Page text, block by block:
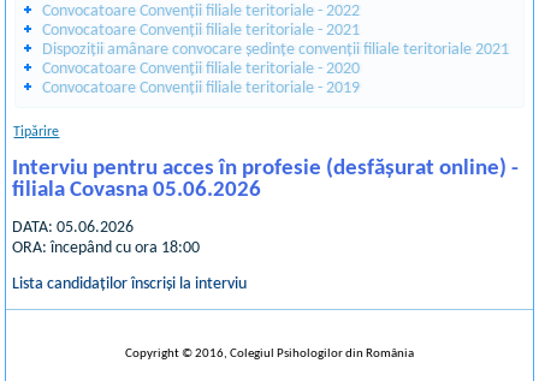
Convocatoare Convenții filiale teritoriale - 2022
Convocatoare Convenții filiale teritoriale - 2021
Dispoziții amânare convocare ședințe convenții filiale teritoriale 2021
Convocatoare Convenții filiale teritoriale - 2020
Convocatoare Convenții filiale teritoriale - 2019
Tipărire
Interviu pentru acces în profesie (desfășurat online) -
filiala Covasna 05.06.2026
DATA: 05.06.2026
ORA: începând cu ora 18:00
Lista candidaților înscriși la interviu
Copyright © 2016, Colegiul Psihologilor din România